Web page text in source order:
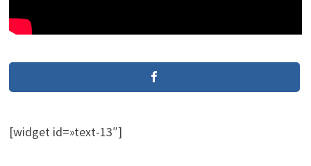
[widget id=»text-13″]